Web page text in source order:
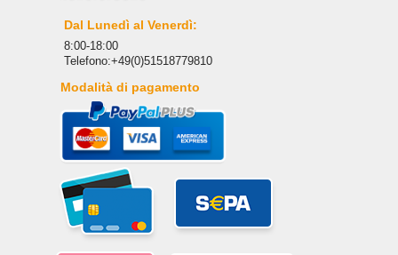
Dal Lunedì al Venerdì:
8:00-18:00
Telefono:+49(0)51518779810
Modalità di pagamento